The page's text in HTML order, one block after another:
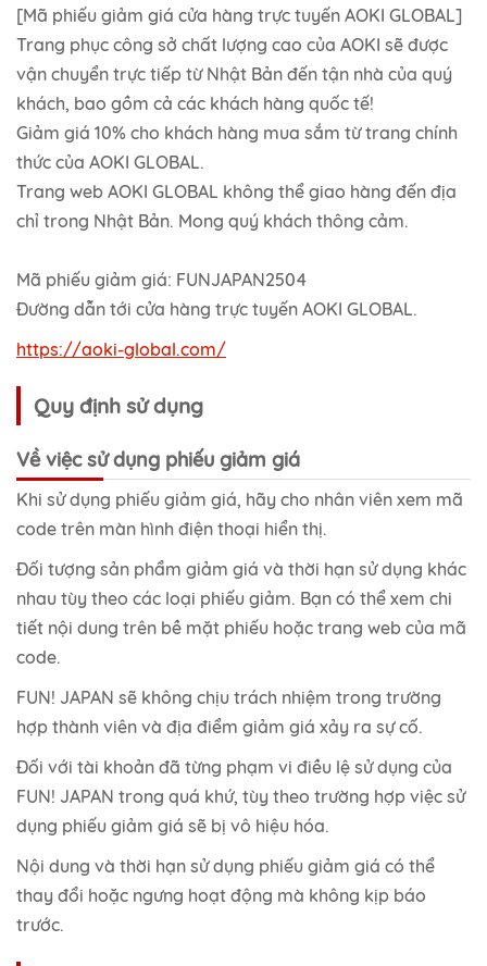
[Mã phiếu giảm giá cửa hàng trực tuyến AOKI GLOBAL]
Trang phục công sở chất lượng cao của AOKI sẽ được
vận chuyển trực tiếp từ Nhật Bản đến tận nhà của quý
khách, bao gồm cả các khách hàng quốc tế!
Giảm giá 10% cho khách hàng mua sắm từ trang chính
thức của AOKI GLOBAL.
Trang web AOKI GLOBAL không thể giao hàng đến địa
chỉ trong Nhật Bản. Mong quý khách thông cảm.
Mã phiếu giảm giá: FUNJAPAN2504
Đường dẫn tới cửa hàng trực tuyến AOKI GLOBAL.
https://aoki-global.com/
Quy định sử dụng
Về việc sử dụng phiếu giảm giá
Khi sử dụng phiếu giảm giá, hãy cho nhân viên xem mã
code trên màn hình điện thoại hiển thị.
Đối tượng sản phẩm giảm giá và thời hạn sử dụng khác
nhau tùy theo các loại phiếu giảm. Bạn có thể xem chi
tiết nội dung trên bề mặt phiếu hoặc trang web của mã
code.
FUN! JAPAN sẽ không chịu trách nhiệm trong trường
hợp thành viên và địa điểm giảm giá xảy ra sự cố.
Đối với tài khoản đã từng phạm vi điều lệ sử dụng của
FUN! JAPAN trong quá khứ, tùy theo trường hợp việc sử
dụng phiếu giảm giá sẽ bị vô hiệu hóa.
Nội dung và thời hạn sử dụng phiếu giảm giá có thể
thay đổi hoặc ngưng hoạt động mà không kịp báo
trước.